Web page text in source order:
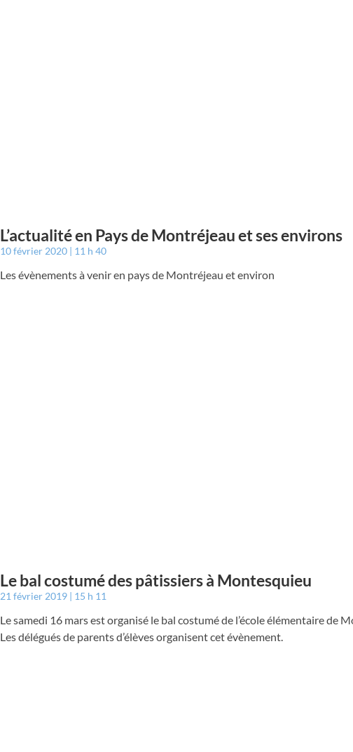
L’actualité en Pays de Montréjeau et ses environs
10 février 2020 11 h 40
Les évènements à venir en pays de Montréjeau et environ
Le bal costumé des pâtissiers à Montesquieu
21 février 2019 15 h 11
Le samedi 16 mars est organisé le bal costumé de l’école élémentaire de
Les délégués de parents d’élèves organisent cet évènement.